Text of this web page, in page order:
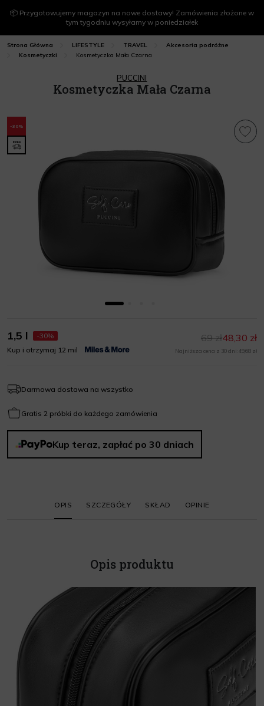
📦 Przygotowujemy magazyn na nowe dostawy! Zamówienia złożone w
tym tygodniu wysyłamy w poniedziałek
Strona Główna LIFESTYLE TRAVEL
Akcesoria podróżne
Kosmetyczki
Kosmetyczka Mała Czarna
PUCCINI
Kosmetyczka Mała Czarna
-30%
1,5 l
-30%
Kup i otrzymaj 12 mil
48,30 zł
69 zł
Najniższa cena z 30 dni: 49,68 zł
Darmowa dostawa na wszystko
Gratis 2 próbki do każdego zamówienia
Kup teraz, zapłać po 30 dniach
OPIS SZCZEGÓŁY SKŁAD OPINIE
Opis produktu